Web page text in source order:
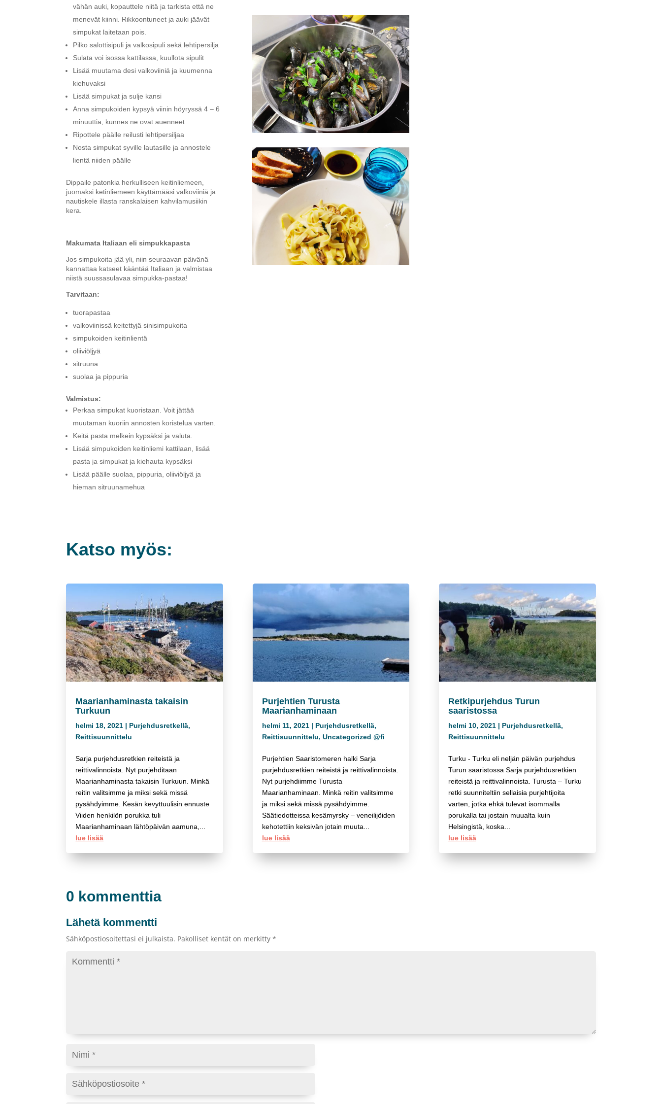
vähän auki, kopauttele niitä ja tarkista että ne
menevät kiinni. Rikkoontuneet ja auki jäävät
simpukat laitetaan pois.
Pilko salottisipuli ja valkosipuli sekä lehtipersilja
Sulata voi isossa kattilassa, kuullota sipulit
Lisää muutama desi valkoviiniä ja kuumenna
kiehuvaksi
Lisää simpukat ja sulje kansi
Anna simpukoiden kypsyä viinin höyryssä 4 – 6
minuuttia, kunnes ne ovat auenneet
Ripottele päälle reilusti lehtipersiljaa
Nosta simpukat syville lautasille ja annostele
lientä niiden päälle
Dippaile patonkia herkulliseen keitinliemeen,
juomaksi ketinliemeen käyttämääsi valkoviiniä ja
nautiskele illasta ranskalaisen kahvilamusiikin
kera.
Makumata Italiaan eli simpukkapasta
Jos simpukoita jää yli, niin seuraavan päivänä
kannattaa katseet kääntää Italiaan ja valmistaa
niistä suussasulavaa simpukka-pastaa!
Tarvitaan:
tuorapastaa
valkoviinissä keitettyjä sinisimpukoita
simpukoiden keitinlientä
oliiviöljyä
sitruuna
suolaa ja pippuria
Valmistus:
Perkaa simpukat kuoristaan. Voit jättää
muutaman kuoriin annosten koristelua varten.
Keitä pasta melkein kypsäksi ja valuta.
Lisää simpukoiden keitinliemi kattilaan, lisää
pasta ja simpukat ja kiehauta kypsäksi
Lisää päälle suolaa, pippuria, oliiviöljyä ja
hieman sitruunamehua
Katso myös:
Maarianhaminasta takaisin
Turkuun
helmi 18, 2021 | Purjehdusretkellä,
Reittisuunnittelu
Sarja purjehdusretkien reiteistä ja
reittivalinnoista. Nyt purjehditaan
Maarianhaminasta takaisin Turkuun. Minkä
reitin valitsimme ja miksi sekä missä
pysähdyimme. Kesän kevyttuulisin ennuste
Viiden henkilön porukka tuli
Maarianhaminaan lähtöpäivän aamuna,...
lue lisää
Purjehtien Turusta
Maarianhaminaan
helmi 11, 2021| Purjehdusretkellä,
Reittisuunnittelu, Uncategorized @fi
Purjehtien Saaristomeren halki Sarja
purjehdusretkien reiteistä ja reittivalinnoista.
Nyt purjehdiimme Turusta
Maarianhaminaan. Minkä reitin valitsimme
ja miksi sekä missä pysähdyimme.
Säätiedotteissa kesämyrsky – veneilijöiden
kehotettiin keksivän jotain muuta...
lue lisää
Retkipurjehdus Turun
saaristossa
helmi 10, 2021| Purjehdusretkellä,
Reittisuunnittelu
Turku - Turku eli neljän päivän purjehdus
Turun saaristossa Sarja purjehdusretkien
reiteistä ja reittivalinnoista. Turusta – Turku
retki suunniteltiin sellaisia purjehtijoita
varten, jotka ehkä tulevat isommalla
porukalla tai jostain muualta kuin
Helsingistä, koska...
lue lisää
0 kommenttia
Lähetä kommentti
Sähköpostiosoitettasi ei julkaista. Pakolliset kentät on merkitty*